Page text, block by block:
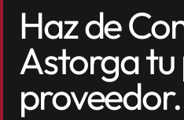
Haz de
Astorga
proveedor.